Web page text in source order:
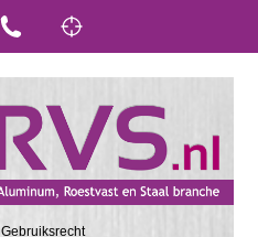
Gebruiksrecht